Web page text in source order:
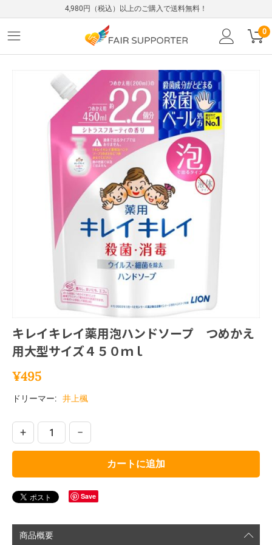
4,980円（税込）以上のご購入で送料無料！
0
キレイキレイ薬用泡ハンドソープ つめかえ
用大型サイズ４５０ｍｌ
¥495
ドリーマー: 井上楓
+ −
カートに追加
Save
商品概要